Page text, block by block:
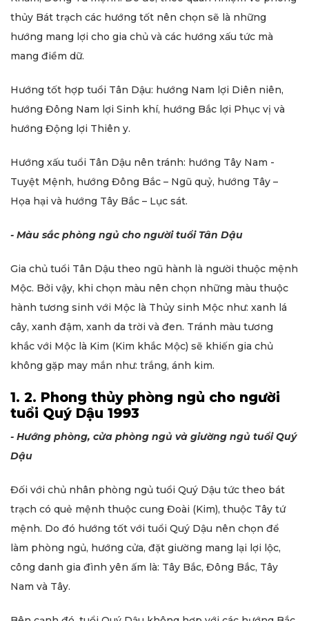
thủy Bát trạch các hướng tốt nên chọn sẽ là những
hướng mang lợi cho gia chủ và các hướng xấu tức mà
mang điềm dữ.
Hướng tốt hợp tuổi Tân Dậu: hướng Nam lợi Diên niên,
hướng Đông Nam lợi Sinh khí, hướng Bắc lợi Phục vị và
hướng Động lợi Thiên y.
Hướng xấu tuổi Tân Dậu nên tránh: hướng Tây Nam -
Tuyệt Mệnh, hướng Đông Bắc – Ngũ quỷ, hướng Tây –
Họa hại và hướng Tây Bắc – Lục sát.
- Màu sắc phòng ngủ cho người tuổi Tân Dậu
Gia chủ tuổi Tân Dậu theo ngũ hành là người thuộc mệnh
Mộc. Bởi vậy, khi chọn màu nên chọn những màu thuộc
hành tương sinh với Mộc là Thủy sinh Mộc như: xanh lá
cây, xanh đậm, xanh da trời và đen. Tránh màu tương
khắc với Mộc là Kim (Kim khắc Mộc) sẽ khiến gia chủ
không gặp may mắn như: trắng, ánh kim.
1. 2. Phong thủy phòng ngủ cho người
tuổi Quý Dậu 1993
- Hướng phòng, cửa phòng ngủ và giường ngủ tuổi Quý
Dậu
Đối với chủ nhân phòng ngủ tuổi Quý Dậu tức theo bát
trạch có quẻ mệnh thuộc cung Đoài (Kim), thuộc Tây tứ
mệnh. Do đó hướng tốt với tuổi Quý Dậu nên chọn để
làm phòng ngủ, hướng cửa, đặt giường mang lại lợi lộc,
công danh gia đình yên ấm là: Tây Bắc, Đông Bắc, Tây
Nam và Tây.